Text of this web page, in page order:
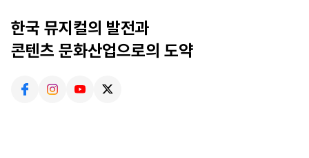
한국 뮤지컬의 발전과
콘텐츠 문화산업으로의 도약